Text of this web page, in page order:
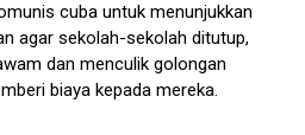
cuba untuk menunjukkan
agar sekolah-sekolah ditutup,
dan menculik golongan
biaya kepada mereka.